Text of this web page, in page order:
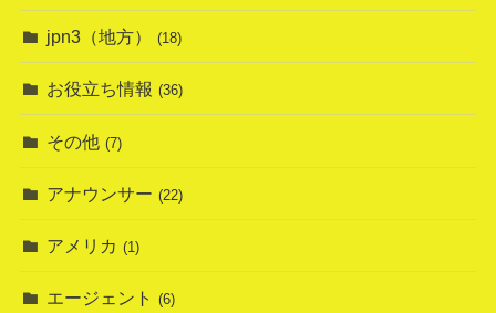
jpn3（地方） (18)
お役立ち情報 (36)
その他 (7)
アナウンサー (22)
アメリカ (1)
エージェント (6)